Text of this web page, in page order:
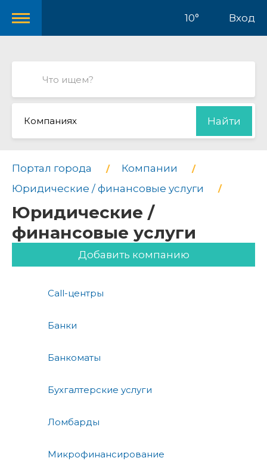
10° Вход
Компаниях Найти
Портал города
Компании
Юридические / финансовые услуги
Юридические /
финансовые услуги
Добавить компанию
Call-центры
Банки
Банкоматы
Бухгалтерские услуги
Ломбарды
Микрофинансирование